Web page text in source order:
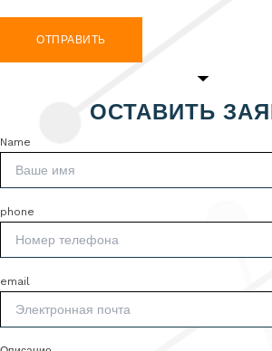
ОТПРАВИТЬ
ОСТАВИТЬ
Name
phone
email